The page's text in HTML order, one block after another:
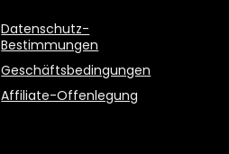
Datenschutz-
Bestimmungen
Geschäftsbedingungen
Affiliate-Offenlegung